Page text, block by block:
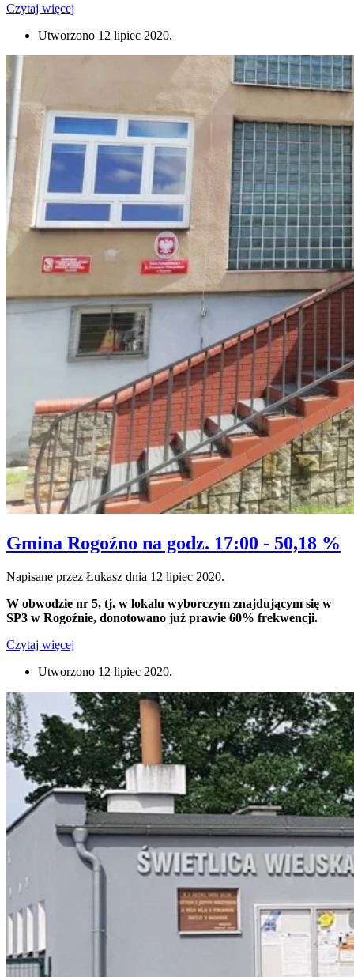
Czytaj więcej
Utworzono 12 lipiec 2020.
Gmina Rogoźno na godz. 17:00 - 50,18 %
Napisane przez Łukasz dnia 12 lipiec 2020.
W obwodzie nr 5, tj. w lokalu wyborczym znajdującym się w
SP3 w Rogoźnie, donotowano już prawie 60% frekwencji.
Czytaj więcej
Utworzono 12 lipiec 2020.